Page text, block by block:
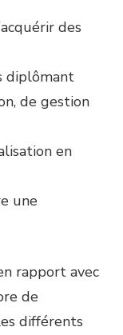
des
diplômant
de gestion
en
une
rapport avec
de
différents